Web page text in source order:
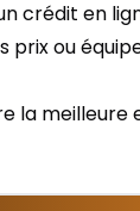
crédit en
ou
la meilleure